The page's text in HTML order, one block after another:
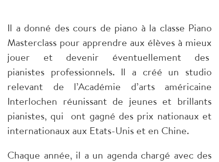
Il a donné des cours de piano à la classe Piano
Masterclass pour apprendre aux élèves à mieux
jouer et devenir éventuellement des
pianistes professionnels. Il a créé un studio
relevant de l’Académie d’arts américaine
Interlochen réunissant de jeunes et brillants
pianistes, qui ont gagné des prix nationaux et
internationaux aux Etats-Unis et en Chine.
Chaque année, il a un agenda chargé avec des